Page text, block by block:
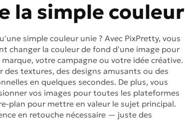
la simple couleur
simple couleur unie ? Avec PixPretty, vous
changer la couleur de fond d'une image pour
votre campagne ou votre idée créative.
des textures, des designs amusants ou des
en quelques secondes. De plus, vous
vos images pour toutes les plateformes
plan pour mettre en valeur le sujet principal.
en retouche nécessaire — juste des